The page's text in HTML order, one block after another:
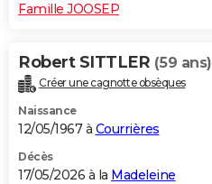
Famille JOOSEP
Robert SITTLER (59 ans)
Créer une cagnotte obsèques
Naissance
12/05/1967 à Courrières
Décès
17/05/2026 à la Madeleine